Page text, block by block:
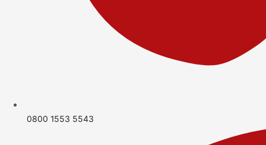
0800 1553 5543